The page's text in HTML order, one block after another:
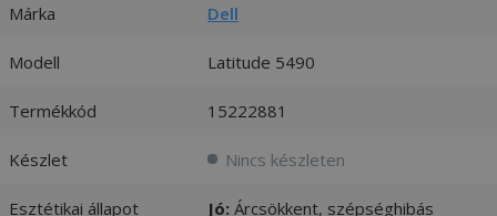
Márka Dell
Modell Latitude 5490
Termékkód 15222881
Készlet Nincs készleten
Esztétikai állapot Jó: Árcsökkent, szépséghibás